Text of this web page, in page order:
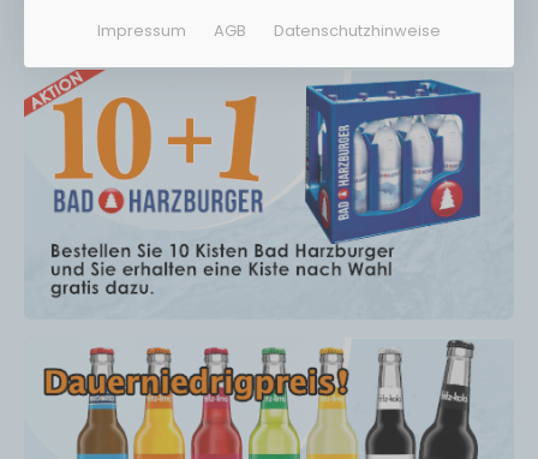
Impressum AGB Datenschutzhinweise